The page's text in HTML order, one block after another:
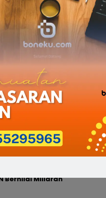
TKP Penganiayaan
Mattanete Bua,
Bone Ungkap 35
42 Tersangka
Sabu
BBM, Dua Warga
Mangga Bone
di Bone
di Perairan Cappa
Bone Bongkar
Bernilai Miliaran